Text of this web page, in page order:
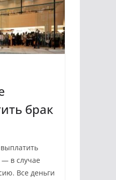
брак
— в случае
Все деньги